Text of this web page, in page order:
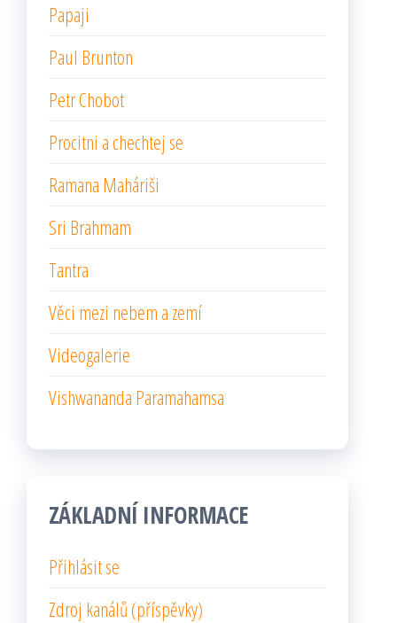
Papaji
Paul Brunton
Petr Chobot
Procitni a chechtej se
Ramana Maháriši
Sri Brahmam
Tantra
Věci mezi nebem a zemí
Videogalerie
Vishwananda Paramahamsa
ZÁKLADNÍ INFORMACE
Přihlásit se
Zdroj kanálů (příspěvky)